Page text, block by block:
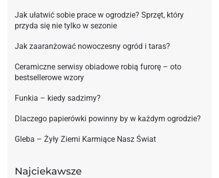
Jak ułatwić sobie prace w ogrodzie? Sprzęt, który
przyda się nie tylko w sezonie
Jak zaaranżować nowoczesny ogród i taras?
Ceramiczne serwisy obiadowe robią furorę – oto
bestsellerowe wzory
Funkia – kiedy sadzimy?
Dlaczego papierówki powinny by w każdym ogrodzie?
Gleba – Żyły Ziemi Karmiące Nasz Świat
Najciekawsze